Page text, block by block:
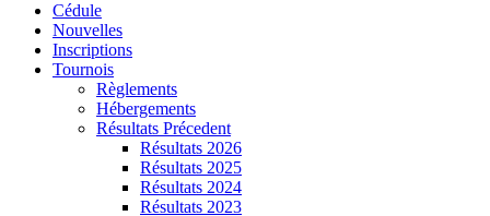
Cédule
Nouvelles
Inscriptions
Tournois
Règlements
Hébergements
Résultats Précedent
Résultats 2026
Résultats 2025
Résultats 2024
Résultats 2023